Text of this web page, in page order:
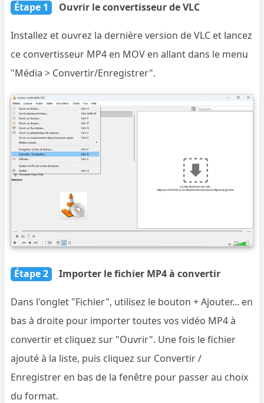
Étape 1 Ouvrir le convertisseur de VLC
Installez et ouvrez la dernière version de VLC et lancez
ce convertisseur MP4 en MOV en allant dans le menu
"Média > Convertir/Enregistrer".
Étape 2 Importer le fichier MP4 à convertir
Dans l'onglet "Fichier", utilisez le bouton + Ajouter... en
bas à droite pour importer toutes vos vidéo MP4 à
convertir et cliquez sur "Ouvrir". Une fois le fichier
ajouté à la liste, puis cliquez sur Convertir /
Enregistrer en bas de la fenêtre pour passer au choix
du format.